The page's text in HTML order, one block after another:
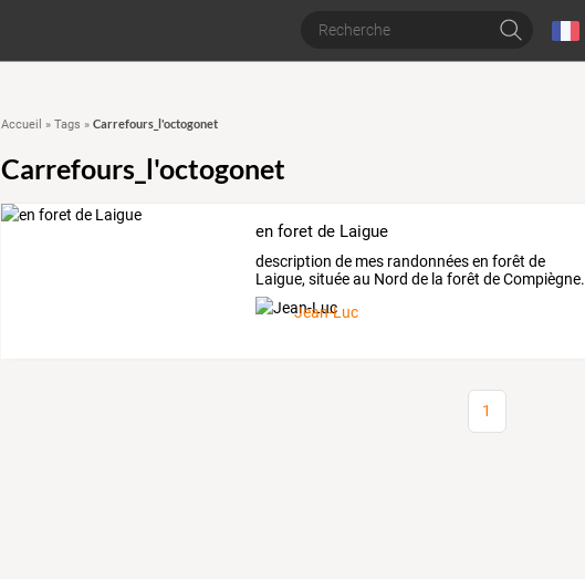
Accueil » Tags » Carrefours_l'octogonet
Carrefours_l'octogonet
en foret de Laigue
description de mes randonnéesen forêt de
Laigue, situéeau Nord de la forêt deCompiègne.
Environ
Jean-Luc
1